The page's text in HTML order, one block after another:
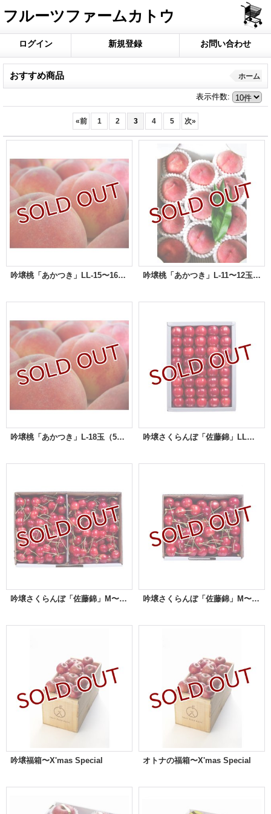
フルーツファームカトウ
ログイン 新規登録 お問い合わせ
おすすめ商品 ホーム
表示件数:
«前 1 2 3 4 5 次»
吟壌桃「あかつき」LL-15〜16玉（5kg） 吟壌桃「あかつき」L-11〜12玉（3kg）
吟壌桃「あかつき」L-18玉（5kg） 吟壌さくらんぼ「佐藤錦」LL玉 500ｇ 化粧箱
吟壌さくらんぼ「佐藤錦」M〜LL玉 1ｋgバラ詰め 吟壌さくらんぼ「佐藤錦」M〜LL玉 500gバラ詰め
吟壌福箱〜X'mas Special オトナの福箱〜X'mas Special